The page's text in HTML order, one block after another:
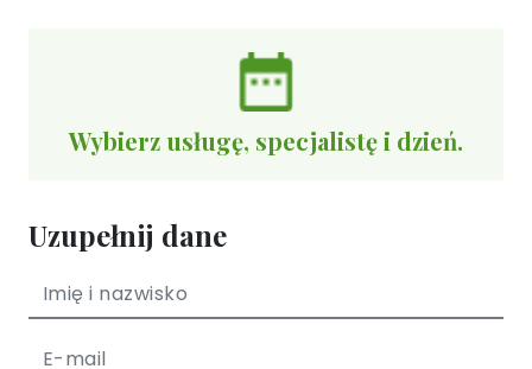
Wybierz usługę, specjalistę i dzień.
Uzupełnij dane